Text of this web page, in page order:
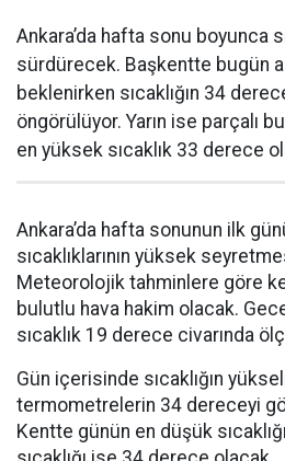
Ankara’da hafta sonu boyunca
sürdürecek. Başkentte bugün
beklenirken sıcaklığın 34
öngörülüyor. Yarın ise parçalı
en yüksek sıcaklık 33 derece
Ankara’da hafta sonunun ilk
sıcaklıklarının yüksek
Meteorolojik tahminlere göre
bulutlu hava hakim olacak.
sıcaklık 19 derece civarında
Gün içerisinde sıcaklığın
termometrelerin 34 dereceyi
Kentte günün en düşük